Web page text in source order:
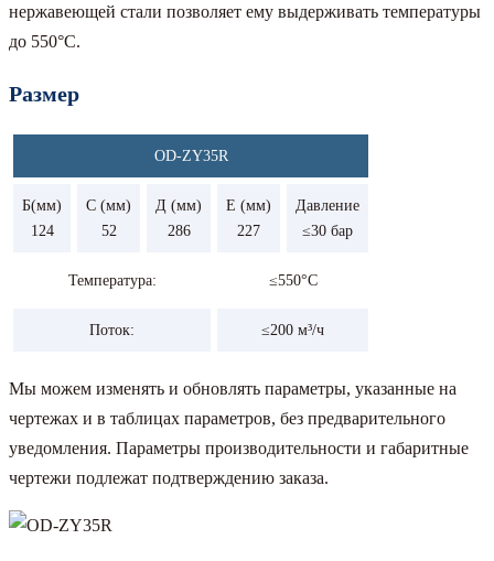
нержавеющей стали позволяет ему выдерживать температуры
до 550°C.
Размер
OD-ZY35R
Б(мм)
124
С (мм)
52
Д (мм)
286
Е (мм)
227
Давление
≤30 бар
Температура: ≤550°C
Поток: ≤200 м³/ч
Мы можем изменять и обновлять параметры, указанные на
чертежах и в таблицах параметров, без предварительного
уведомления. Параметры производительности и габаритные
чертежи подлежат подтверждению заказа.